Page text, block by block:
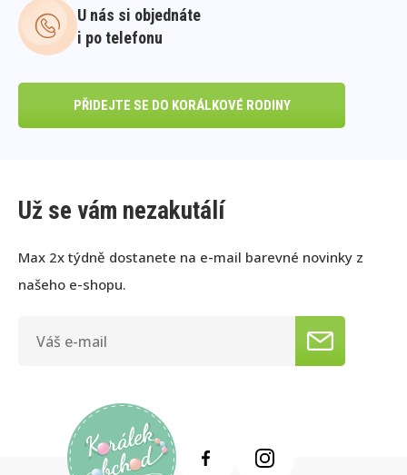
U nás si objednáte
i po telefonu
PŘIDEJTE SE DO KORÁLKOVÉ RODINY
Už se vám nezakutálí
Max 2x týdně dostanete na e-mail barevné novinky z
našeho e-shopu.